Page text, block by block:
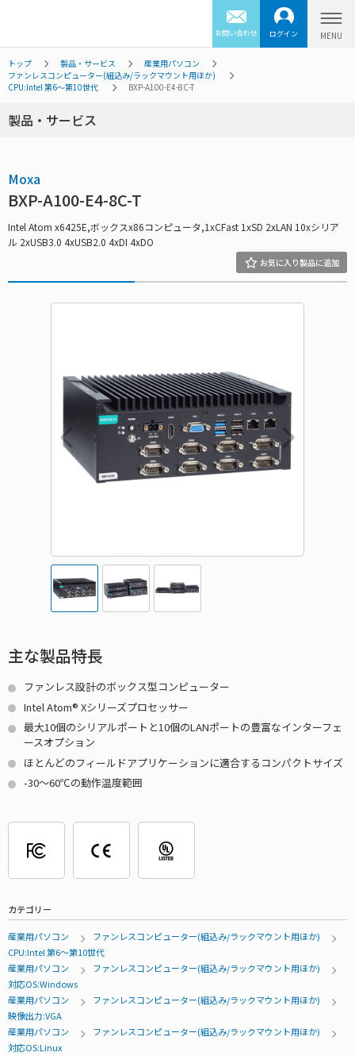
お問い合わせ ログイン
トップ 製品・サービス
産業用パソコン
ファンレスコンピューター(組込み/ラックマウント用ほか)
CPU:Intel 第6～第10世代
BXP-A100-E4-8C-T
製品・サービス
Moxa
BXP-A100-E4-8C-T
Intel Atom x6425E,ボックスx86コンピュータ,1xCFast 1xSD 2xLAN 10xシリア
ル 2xUSB3.0 4xUSB2.0 4xDI 4xDO
主な製品特長
ファンレス設計のボックス型コンピューター
Intel Atom® Xシリーズプロセッサー
最大10個のシリアルポートと10個のLANポートの豊富なインターフェ
ースオプション
ほとんどのフィールドアプリケーションに適合するコンパクトサイズ
-30～60℃の動作温度範囲
カテゴリー
産業用パソコン
ファンレスコンピューター(組込み/ラックマウント用ほか)
CPU:Intel 第6～第10世代
産業用パソコン
ファンレスコンピューター(組込み/ラックマウント用ほか)
対応OS:Windows
産業用パソコン
ファンレスコンピューター(組込み/ラックマウント用ほか)
映像出力:VGA
産業用パソコン
ファンレスコンピューター(組込み/ラックマウント用ほか)
対応OS:Linux